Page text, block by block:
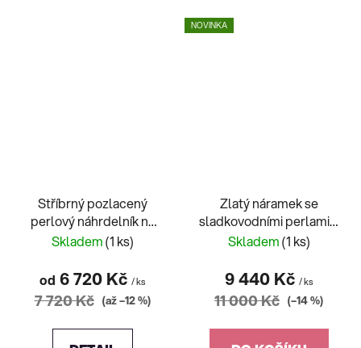
Stříbrný pozlacený
perlový náhrdelník na
magnetické zapínání
Skladem(1 ks)
od 6 720 Kč / ks
7 720 Kč (až –12 %)
NOVINKA
Zlatý náramek se
sladkovodními perlami a
válečky
Skladem(1 ks)
9 440 Kč / ks
11 000 Kč (–14 %)